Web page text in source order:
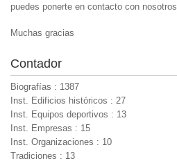
puedes ponerte en contacto con nosotros
Muchas gracias
Contador
Biografías : 1387
Inst. Edificios históricos : 27
Inst. Equipos deportivos : 13
Inst. Empresas : 15
Inst. Organizaciones : 10
Tradiciones : 13